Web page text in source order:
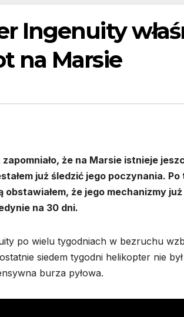
Ingenuity
na Marsie
że na Marsie istnieje
już śledzić jego poczynania.
że jego mechanizmy
na 30 dni.
po wielu tygodniach w bezruchu
siedem tygodni helikopter nie
burza pyłowa.